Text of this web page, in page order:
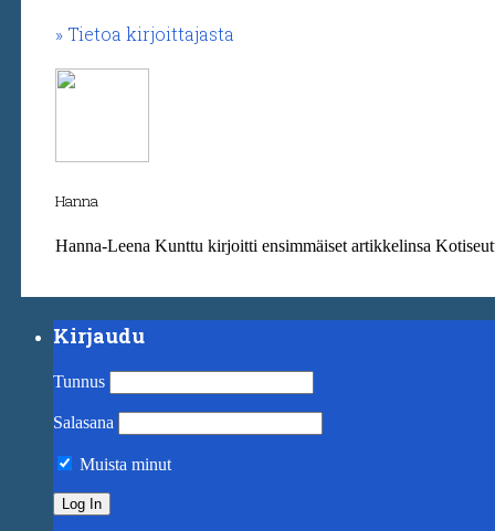
Tietoa kirjoittajasta
Hanna
Hanna-Leena Kunttu kirjoitti ensimmäiset artikkelinsa
Kirjaudu
Tunnus
Salasana
Muista minut